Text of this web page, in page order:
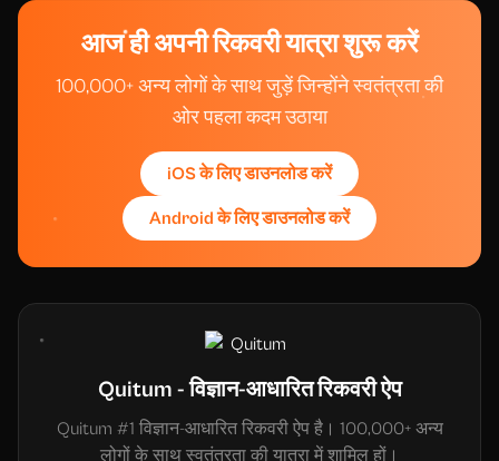
आज ही अपनी रिकवरी यात्रा शुरू करें
100,000+ अन्य लोगों के साथ जुड़ें जिन्होंने स्वतंत्रता की
ओर पहला कदम उठाया
iOS के लिए डाउनलोड करें
Android के लिए डाउनलोड करें
Quitum - विज्ञान-आधारित रिकवरी ऐप
Quitum #1 विज्ञान-आधारित रिकवरी ऐप है। 100,000+ अन्य
लोगों के साथ स्वतंत्रता की यात्रा में शामिल हों।